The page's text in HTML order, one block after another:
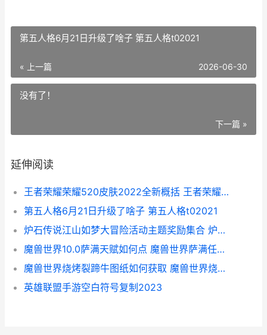
第五人格6月21日升级了啥子 第五人格t02021
« 上一篇 2026-06-30
没有了！
下一篇 »
延伸阅读
王者荣耀荣耀520皮肤2022全新概括 王者荣耀荣耀战区怎么修改别的地区
第五人格6月21日升级了啥子 第五人格t02021
炉石传说江山如梦大冒险活动主题奖励集合 炉石传说对联
魔兽世界10.0萨满天赋如何点 魔兽世界萨满任务攻略
魔兽世界烧烤裂蹄牛图纸如何获取 魔兽世界烧烤裂蹄牛图纸
英雄联盟手游空白符号复制2023